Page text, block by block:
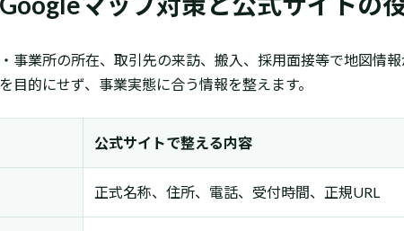
事業所の所在、取引先の来訪、搬入、採用面接等で地図情
目的にせず、事業実態に合う情報を整えます。
公式サイトで整える内容
正式名称、住所、電話、受付時間、正規URL